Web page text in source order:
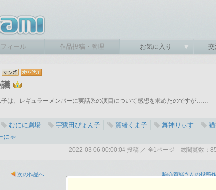
ィール 作品投稿・管理 お気に入り 交
子は、レギュラーメンバーに実話系の演目について感想を求めたのですが……
むにに劇場 宇鷺田ぴょん子 賀緒くま子 舞神りぃす
にゃ
2022-03-06 00:00:04 投稿 ／ 全1ページ 総閲覧数：
次の作品へ 駒亦賀緒さんの投稿